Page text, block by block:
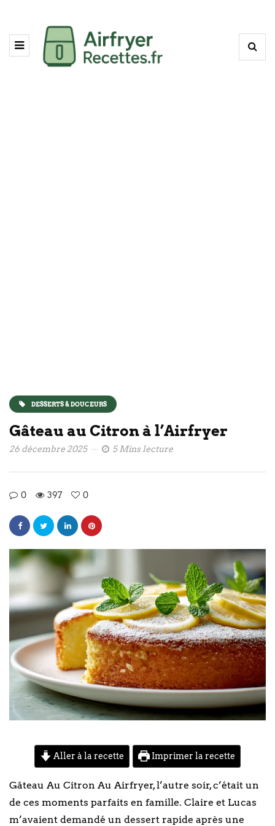
DESSERTS & DOUCEURS
Gâteau au Citron à l’Airfryer
26 décembre 2025 5 Mins lecture
0 397 0
Aller à la recette Imprimer la recette
Gâteau Au Citron Au Airfryer, l’autre soir, c’était un
de ces moments parfaits en famille. Claire et Lucas
m’avaient demandé un dessert rapide après une